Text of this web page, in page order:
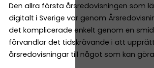
Den allra första årsredovisningen som
digitalt i Sverige var genom
det komplicerade enkelt genom en
förvandlar det tidskrävande i att
årsredovisningar till något som kan